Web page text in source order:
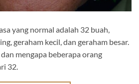
yang normal adalah 32 buah,
geraham kecil, dan geraham besar.
mengapa beberapa orang
32.